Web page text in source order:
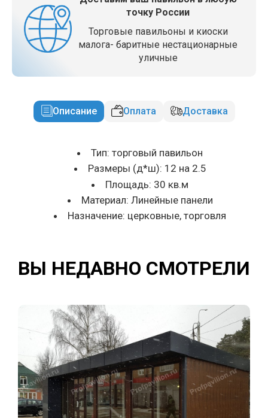
точку России
Торговые павильоны и киоски
малога- баритные нестационарные
уличные
Описание Оплата Доставка
Тип: торговый павильон
Размеры (д*ш): 12 на 2.5
Площадь: 30 кв.м
Материал: Линейные панели
Назначение: церковные, торговля
ВЫ НЕДАВНО СМОТРЕЛИ